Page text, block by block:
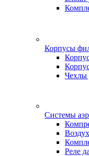
Корпусы
Чехлы
Системы
Реле